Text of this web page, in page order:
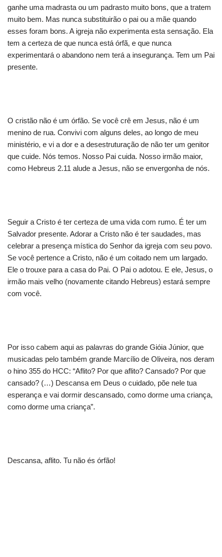
ganhe uma madrasta ou um padrasto muito bons, que a tratem
muito bem. Mas nunca substituirão o pai ou a mãe quando
esses foram bons. A igreja não experimenta esta sensação. Ela
tem a certeza de que nunca está órfã, e que nunca
experimentará o abandono nem terá a insegurança. Tem um Pai
presente.
O cristão não é um órfão. Se você crê em Jesus, não é um
menino de rua. Convivi com alguns deles, ao longo de meu
ministério, e vi a dor e a desestruturação de não ter um genitor
que cuide. Nós temos. Nosso Pai cuida. Nosso irmão maior,
como Hebreus 2.11 alude a Jesus, não se envergonha de nós.
Seguir a Cristo é ter certeza de uma vida com rumo. É ter um
Salvador presente. Adorar a Cristo não é ter saudades, mas
celebrar a presença mística do Senhor da igreja com seu povo.
Se você pertence a Cristo, não é um coitado nem um largado.
Ele o trouxe para a casa do Pai. O Pai o adotou. E ele, Jesus, o
irmão mais velho (novamente citando Hebreus) estará sempre
com você.
Por isso cabem aqui as palavras do grande Gióia Júnior, que
musicadas pelo também grande Marcílio de Oliveira, nos deram
o hino 355 do HCC: “Aflito? Por que aflito? Cansado? Por que
cansado? (…) Descansa em Deus o cuidado, põe nele tua
esperança e vai dormir descansado, como dorme uma criança,
como dorme uma criança”.
Descansa, aflito. Tu não és órfão!